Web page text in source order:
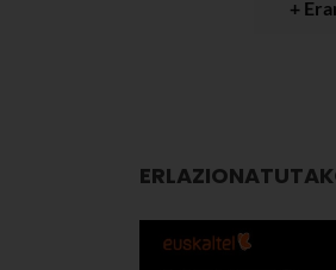
+